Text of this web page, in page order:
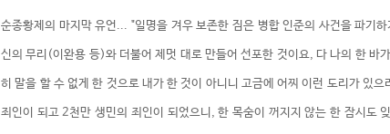
순종황제의 마지막 유언... "일명을 겨우 보존한 짐은 병합 인준의 사건을 파기
신의 무리(이완용 등)와 더불어 제멋 대로 만들어 선포한 것이요, 다 나의 한 바
히 말을 할 수 없게 한 것으로 내가 한 것이 아니니 고금에 어찌 이런 도리가 있
죄인이 되고 2천만 생민의 죄인이 되었으니, 한 목숨이 꺼지지 않는 한 잠시도